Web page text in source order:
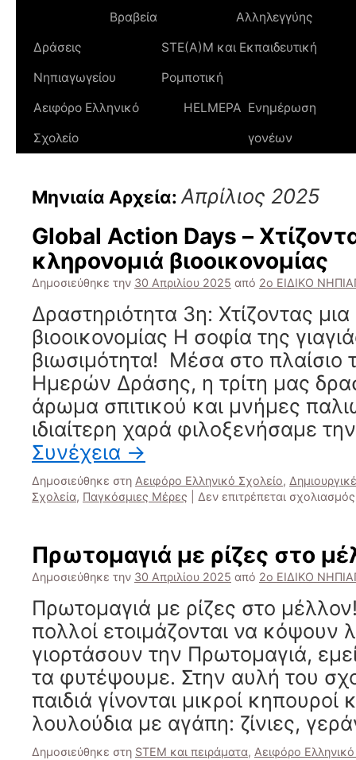
Βραβεία
Αλληλεγγύης
Δράσεις
Νηπιαγωγείου
STE(A)M και Εκπαιδευτική
Ρομποτική
Αειφόρο Ελληνικό
Σχολείο
HELMEPA Ενημέρωση
γονέων
Μηνιαία Αρχεία: Απρίλιος 2025
Global Action Days –
κληρονομιά βιοοικονομίας
Δημοσιεύθηκε την 30 Απριλίου 2025 από 2ο ΕΙΔΙΚΟ
Δραστηριότητα 3η: Χτίζοντας
βιοοικονομίας Η σοφία της
βιωσιμότητα! Μέσα στο
Ημερών Δράσης, η τρίτη μας
άρωμα σπιτικού και μνήμες
ιδιαίτερη χαρά φιλοξενήσαμε
Συνέχεια →
Δημοσιεύθηκε στη Αειφόρο Ελληνικό Σχολείο,
Σχολεία, Παγκόσμιες Μέρες Δεν επιτρέπεται σχολιασμός
Πρωτομαγιά με ρίζες στο
Δημοσιεύθηκε την 30 Απριλίου 2025 από 2ο ΕΙΔΙΚΟ
Πρωτομαγιά με ρίζες στο
πολλοί ετοιμάζονται να κόψουν
γιορτάσουν την Πρωτομαγιά,
τα φυτέψουμε. Στην αυλή του
παιδιά γίνονται μικροί κηπουροί
λουλούδια με αγάπη: ζίνιες,
Δημοσιεύθηκε στη STEM και πειράματα, Αειφόρο